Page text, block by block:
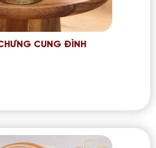
CUNG ĐÌNH